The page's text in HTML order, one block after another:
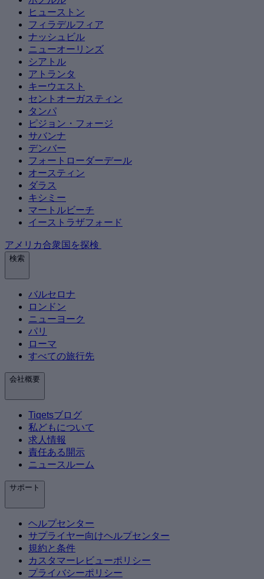
ヒューストン
フィラデルフィア
ナッシュビル
ニューオーリンズ
シアトル
アトランタ
キーウエスト
セントオーガスティン
タンパ
ピジョン・フォージ
サバンナ
デンバー
フォートローダーデール
オースティン
ダラス
キシミー
マートルビーチ
イーストラザフォード
アメリカ合衆国を探検
検索
バルセロナ
ロンドン
ニューヨーク
パリ
ローマ
すべての旅行先
会社概要
Tiqetsブログ
私どもについて
求人情報
責任ある開示
ニュースルーム
サポート
ヘルプセンター
サプライヤー向けヘルプセンター
規約と条件
カスタマーレビューポリシー
プライバシーポリシー